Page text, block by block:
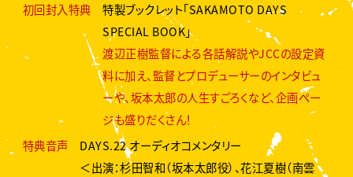
初回封入特典
特製ブックレット「SAKAMOTO DAYS
SPECIAL BOOK」
渡辺正樹監督による各話解説やJCCの設定資
料に加え、監督とプロデューサーのインタビュ
ーや、坂本太郎の人生すごろくなど、企画ペー
ジも盛りだくさん！
特典音声
DAYS.22 オーディオコメンタリー
＜出演：杉田智和（坂本太郎役）、花江夏樹（南雲